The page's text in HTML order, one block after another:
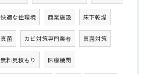
快適な住環境 商業施設 床下乾燥
真菌 カビ対策専門業者 真菌対策
無料見積もり 医療機関